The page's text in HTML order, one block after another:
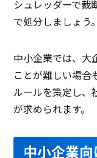
シュレッダーで裁
で処分しましょう。
中小企業では、大
ことが難しい場合
ルールを策定し、
が求められます。
中小企業